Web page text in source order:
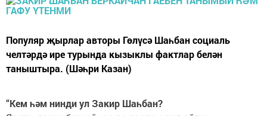
Популяр җырлар авторы Гөлүсә Шаһбан социаль
челтәрдә ире турында кызыклы фактлар белән
таныштыра. (Шәһри Казан)
“Кем һәм нинди ул Закир Шаһбан?